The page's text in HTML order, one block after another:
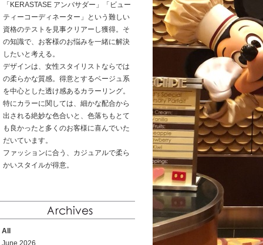
「KERASTASE アンバサダー」「ビュー
ティーコーディネーター」という難しい
資格のテストを見事クリアーし獲得。そ
の知識で、お客様のお悩みを一緒に解決
したいと考える。
デザインは、女性スタイリストならでは
の柔らかな質感。得意とするベージュ系
を中心とした透け感あるカラーリング。
特にカラーに関しては、細かな配合から
出される絶妙な色合いと、色落ちもとて
も良かったと多くのお客様に喜んでいた
だいています。
ファッションに合う、カジュアルで柔ら
かいスタイルが得意。
All
June 2026